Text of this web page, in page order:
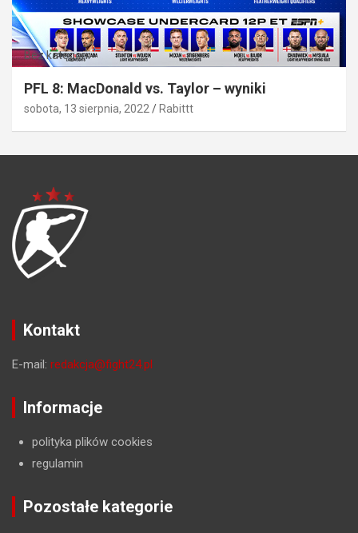
Bez kategorii
PFL 8: MacDonald vs. Taylor – wyniki
sobota, 13 sierpnia, 2022 Rabittt
Kontakt
E-mail: redakcja@fight24.pl
Informacje
polityka plików cookies
regulamin
Pozostałe kategorie